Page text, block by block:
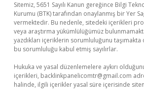
Sitemiz, 5651 Sayılı Kanun gereğince Bilgi
Kurumu (BTK) tarafından onaylanmış bir Yer
vermektedir. Bu nedenle, sitedeki içerikleri
veya araştırma yükümlülüğümüz
yazdıkları içeriklerin sorumluluğunu
bu sorumluluğu kabul etmiş sayılırlar.
Hukuka ve yasal düzenlemelere aykırı
içerikleri, backlinkpanelicomtr@gmail.com
halinde, ilgili içerikler yasal süre içerisinde